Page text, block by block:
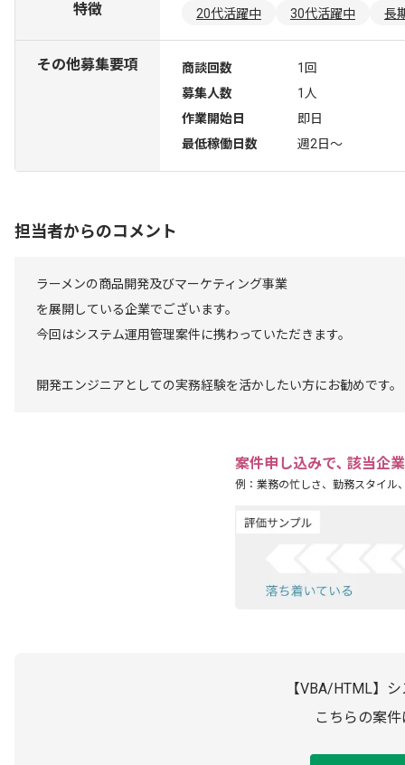
特徴 20代活躍中 30代活躍中 長
その他募集要項 商談回数
1回
募集人数
1人
作業開始日
即日
最低稼働日数
週2日〜
担当者からのコメント
ラーメンの商品開発及びマーケティング事業
を展開している企業でございます。
今回はシステム運用管理案件に携わっていただきます。
開発エンジニアとしての実務経験を活かしたい方にお勧めです。
案件申し込みで､ 該当企
例：業務の忙しさ、勤務スタイル
【VBA/HTML】
こちらの案